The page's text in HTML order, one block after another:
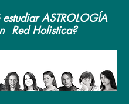
estudiar ASTROLOGÍA
Red Holistica?